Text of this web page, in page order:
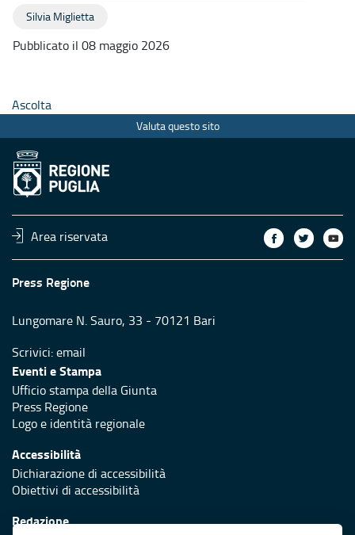
Silvia Miglietta
Pubblicato il 08 maggio 2026
Ascolta
Valuta questo sito
Area riservata
Press Regione
Lungomare N. Sauro, 33 - 70121 Bari
Scrivici:email
Eventi e Stampa
Ufficio stampa della Giunta
Press Regione
Logo e identità regionale
Accessibilità
Dichiarazione di accessibilità
Obiettivi di accessibilità
Redazione